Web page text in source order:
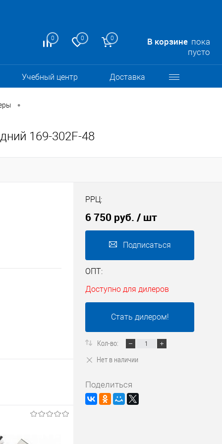
0 0 0 В корзине пока
пусто
Учебный центр Доставка
•
169-302F-48
РРЦ:
6 750 руб. / шт
Подписаться
ОПТ:
Доступно для дилеров
Стать дилером!
Кол-во:
Нет в наличии
Поделиться